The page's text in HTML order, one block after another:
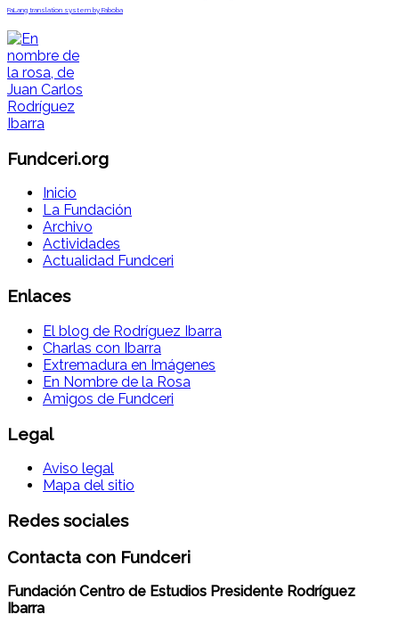
FaLang translation system by Faboba
Fundceri.org
Inicio
La Fundación
Archivo
Actividades
Actualidad Fundceri
Enlaces
El blog de Rodríguez Ibarra
Charlas con Ibarra
Extremadura en Imágenes
En Nombre de la Rosa
Amigos de Fundceri
Legal
Aviso legal
Mapa del sitio
Redes sociales
Contacta con Fundceri
Fundación Centro de Estudios Presidente Rodríguez
Ibarra